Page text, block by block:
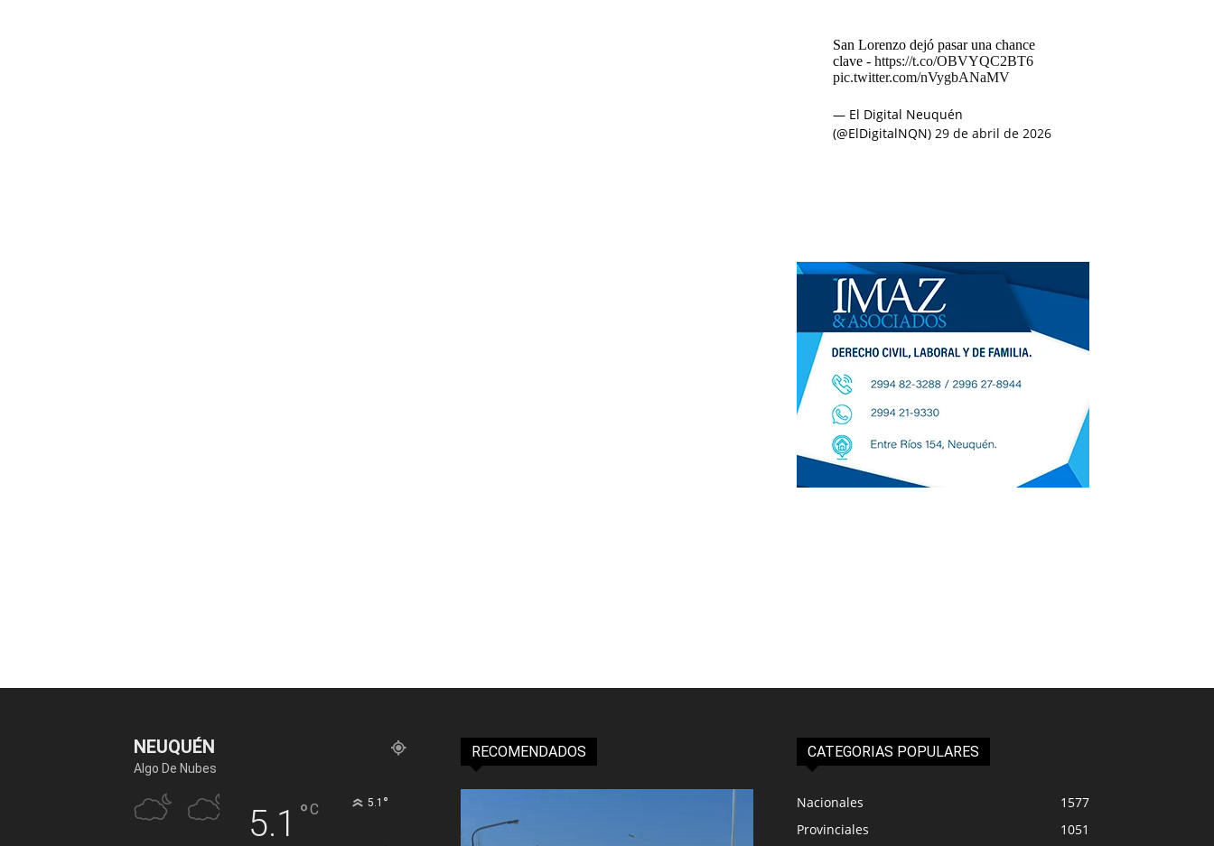
San Lorenzo dejó pasar una chance
clave - https://t.co/OBVYQC2BT6
pic.twitter.com/nVygbANaMV
— El Digital Neuquén
(@ElDigitalNQN) 29 de abril de 2026
NEUQUÉN
Algo De Nubes
5.1 °C 5.1 °
RECOMENDADOS CATEGORIAS POPULARES
Nacionales
1577
Provinciales
1051